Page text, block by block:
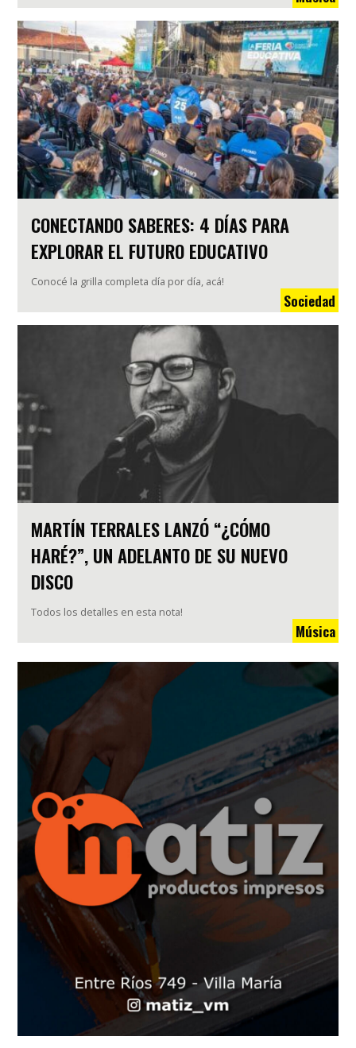
CONECTANDO SABERES: 4 DÍAS PARA
EXPLORAR EL FUTURO EDUCATIVO
Conocé la grilla completa día por día, acá!
Sociedad
MARTÍN TERRALES LANZÓ “¿CÓMO
HARÉ?”, UN ADELANTO DE SU NUEVO
DISCO
Todos los detalles en esta nota!
Música